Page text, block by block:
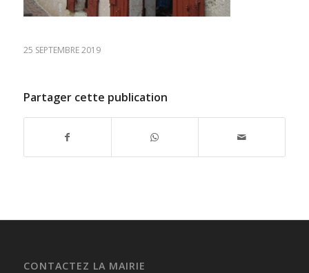
25 SEPTEMBRE 2019
Partager cette publication
CONTACTEZ LA MAIRIE